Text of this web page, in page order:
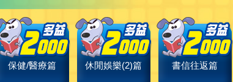
保健/醫療篇 休閒娛樂(2)篇 書信往返篇